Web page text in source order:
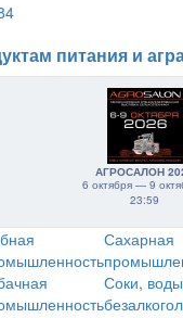
питания и
АГРОСАЛОН
6 октября — 9
23:59
Сахарная
Соки,